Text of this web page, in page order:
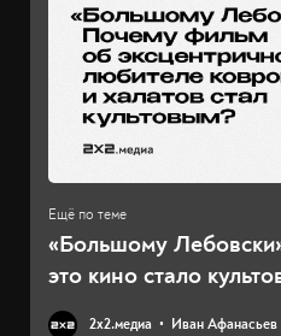
«Большому
это кино стало
2х2.медиа Иван Афанасьев